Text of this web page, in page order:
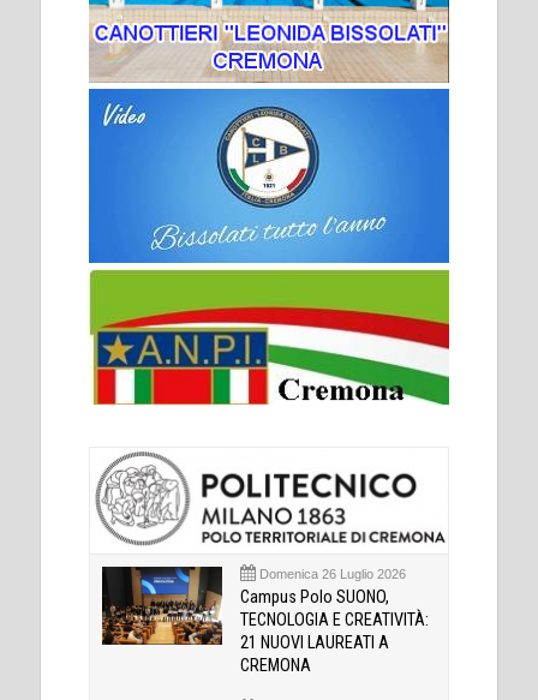
Domenica 26 Luglio 2026
Campus Polo SUONO,
TECNOLOGIA E CREATIVITÀ:
21 NUOVI LAUREATI A
CREMONA